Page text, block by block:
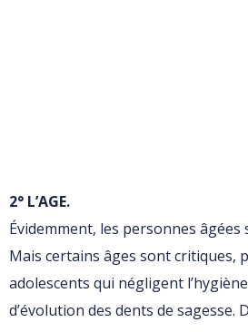
2° L’AGE.
Évidemment, les personnes âgées
Mais certains âges sont critiques,
adolescents qui négligent
d’évolution des dents de sagesse.